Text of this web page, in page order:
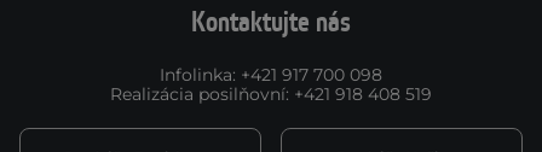
Kontaktujte nás
Infolinka: +421 917 700 098
Realizácia posilňovní: +421 918 408 519